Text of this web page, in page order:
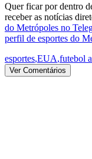
Quer ficar por dentro
receber as notícias
do Metrópoles no
perfil de esportes do
esportes,EUA,futebol
Ver Comentários